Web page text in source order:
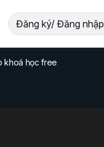
Đăng ký/ Đăng nhập
khoá học free